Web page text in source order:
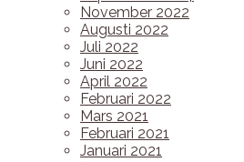
November 2022
Augusti 2022
Juli 2022
Juni 2022
April 2022
Februari 2022
Mars 2021
Februari 2021
Januari 2021